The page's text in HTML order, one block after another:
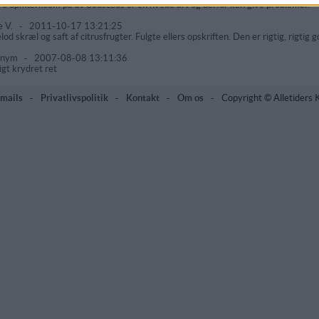
opmærksom på at Couscous er en hvede art og derfor kan give problemer.
V.
- 2011-10-17 13:21:25
skræl og saft af citrusfrugter. Fulgte ellers opskriften. Den er rigtig, rigtig
- 2007-08-08 13:11:36
krydret ret
- Privatlivspolitik - Kontakt - Om os - Copyright © Alletiders